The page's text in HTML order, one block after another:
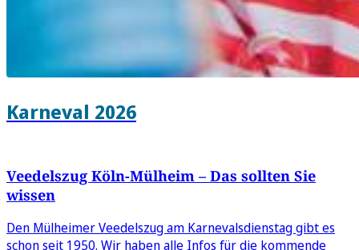
Karneval 2026
Veedelszug Köln-Mülheim – Das sollten Sie
wissen
Den Mülheimer Veedelszug am Karnevalsdienstag gibt es
schon seit 1950. Wir haben alle Infos für die kommende